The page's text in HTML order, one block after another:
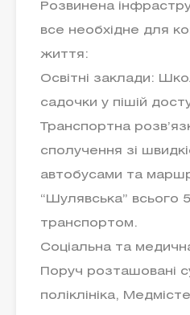
Розвинена
все необхідне для
життя:
Освітні заклади:
садочки у пішій
Транспортна
сполучення зі
автобусами та
“Шулявська” всього
транспортом.
Соціальна та
Поруч розташовані
поліклініка,